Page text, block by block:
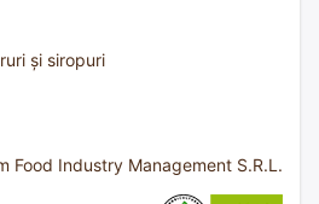
și siropuri
Food Industry Management S.R.L.